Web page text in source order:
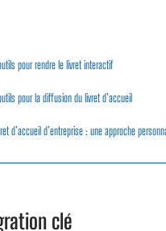
pour rendre le livret interactif
pour la diffusion du livret d’accueil
d’accueil d’entreprise : une approche
clé